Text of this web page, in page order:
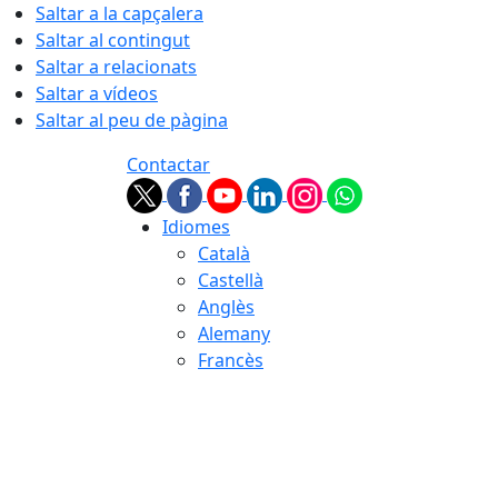
Saltar a la capçalera
Saltar al contingut
Saltar a relacionats
Saltar a vídeos
Saltar al peu de pàgina
Contactar
Idiomes
Català
Castellà
Anglès
Alemany
Francès